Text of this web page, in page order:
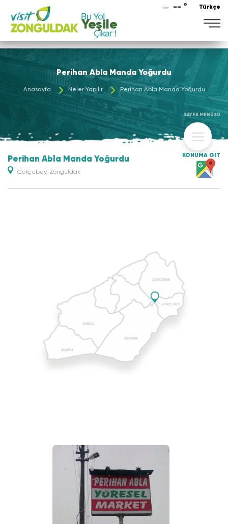
-- ° Türkçe
Perihan Abla Manda Yoğurdu
Anasayfa Neler Yapılır Perihan Abla Manda Yoğurdu
SAYFA MENÜSÜ
Perihan Abla Manda Yoğurdu
Gökçebey, Zonguldak
KONUMA GİT